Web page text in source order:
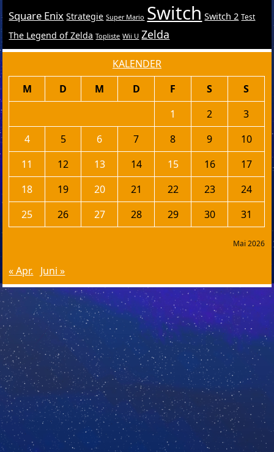
Square Enix Strategie Super Mario Switch Switch 2 Test
The Legend of Zelda Topliste Wii U Zelda
KALENDER
Mai 2026
M D M D F S
S
1
2
3
4
5 6 7 8 9
10
11
12 13 14 15 16
17
18
19 20 21 22 23
24
25
26 27 28 29 30 31
« Apr. Juni »